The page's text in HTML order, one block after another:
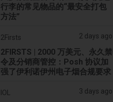
行李的常见物品的“最安全打包
方法”
2Firsts 2 days ago
2FIRSTS | 2000 万美元、永久禁
令及分销商管控：Posh 协议加
强了伊利诺伊州电子烟合规要求
IOL 3 days ago